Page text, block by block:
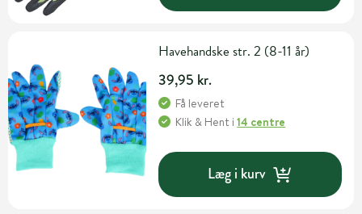
Havehandske str. 2 (8-11 år)
39,95 kr.
Få leveret
Klik & Hent i14 centre
Læg i kurv